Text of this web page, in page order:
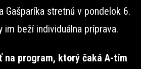
Gašparíka stretnú v pondelok 6.
im beží individuálna príprava.
na program, ktorý čaká A-tím